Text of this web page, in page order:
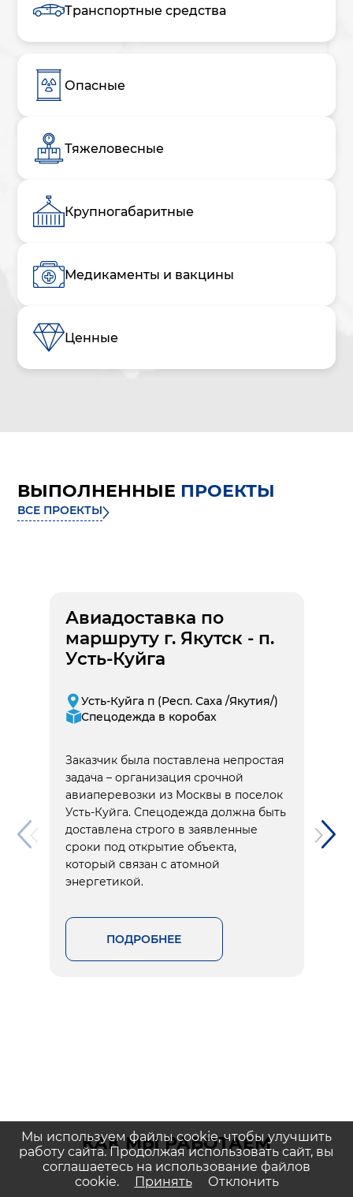
Транспортные средства
Опасные
Тяжеловесные
Крупногабаритные
Медикаменты и вакцины
Ценные
ВЫПОЛНЕННЫЕ ПРОЕКТЫ
ВСЕ ПРОЕКТЫ
Авиадоставка по
маршруту г. Якутск - п.
Усть-Куйга
Усть-Куйга п (Респ. Саха /Якутия/)
Спецодежда в коробах
Заказчик была поставлена непростая
задача – организация срочной
авиаперевозки из Москвы в поселок
Усть-Куйга. Спецодежда должна быть
доставлена строго в заявленные
сроки под открытие объекта,
который связан с атомной
энергетикой.
ПОДРОБНЕЕ
КАК МЫ РАБОТАЕМ
Мы используем файлы cookie, чтобы улучшить
работу сайта. Продолжая использовать сайт, вы
соглашаетесь на использование файлов
cookie.
Принять Отклонить